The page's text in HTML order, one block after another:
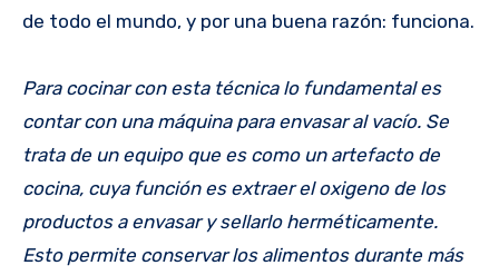
de todo el mundo, y por una buena razón: funciona.
Para cocinar con esta técnica lo fundamental es
contar con una máquina para envasar al vacío. Se
trata de un equipo que es como un artefacto de
cocina, cuya función es extraer el oxigeno de los
productos a envasar y sellarlo herméticamente.
Esto permite conservar los alimentos durante más